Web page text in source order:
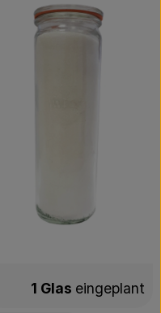
1 Glas eingeplant